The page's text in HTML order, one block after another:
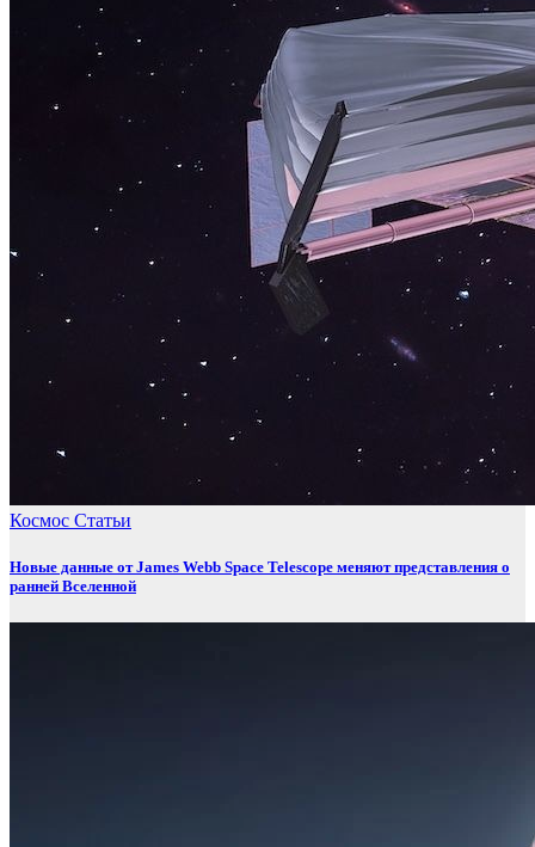
Космос Статьи
Новые данные от James Webb Space Telescope меняют представления о
ранней Вселенной